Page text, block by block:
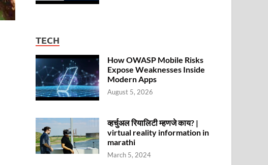
TECH
How OWASP Mobile Risks
Expose Weaknesses Inside
Modern Apps
August 5, 2026
व्हर्चुअल रियालिटी म्हणजे काय? |
virtual reality information in
marathi
March 5, 2024